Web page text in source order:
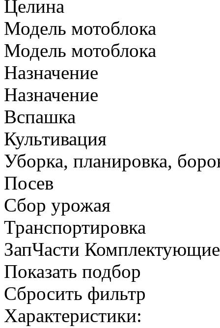
Целина
Модель мотоблока
Модель мотоблока
Назначение
Назначение
Вспашка
Культивация
Уборка, планировка,
Посев
Сбор урожая
Транспортировка
ЗапЧасти
Показать подбор
Сбросить фильтр
Характеристики: